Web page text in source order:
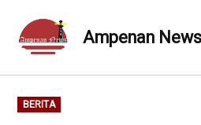
content
Ampenan News
POSTED
IN
BERITA